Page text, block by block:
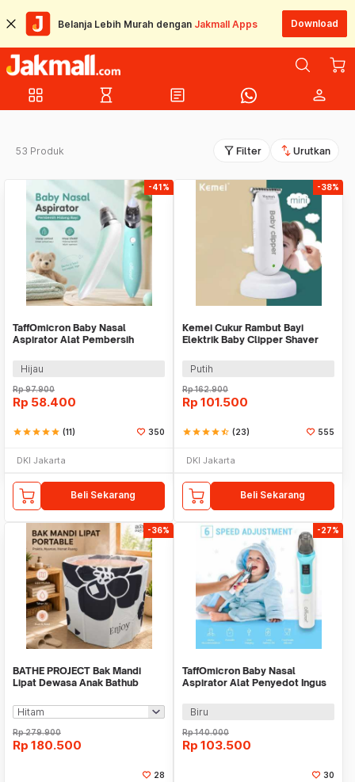
Belanja Lebih Murah dengan Jakmall Apps Download
grid_view hourglass_empty article person
53 Produk filter_alt Filter swap_vert Urutkan
-41%
TaffOmicron Baby Nasal
Aspirator Alat Pembersih
Hijau
Rp97.900
Rp 58.400
starstarstarstarstar (11) 350
DKI Jakarta
Beli Sekarang
-38%
Kemei Cukur Rambut Bayi
Elektrik Baby Clipper Shaver
Putih
Rp162.900
Rp 101.500
starstarstarstarstar_half (23) 555
DKI Jakarta
Beli Sekarang
-36%
BATHE PROJECT Bak Mandi
Lipat Dewasa Anak Bathub
Rp279.900
Rp 180.500
28
-27%
TaffOmicron Baby Nasal
Aspirator Alat Penyedot Ingus
Biru
Rp140.000
Rp 103.500
30